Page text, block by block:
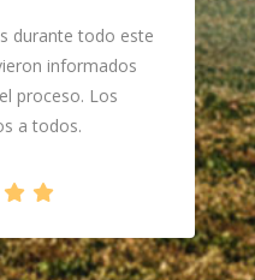
durante todo este
informados
proceso. Los
a todos.